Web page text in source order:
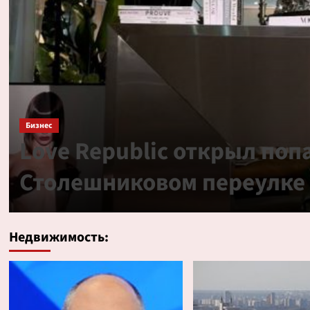
Бизнес
Love Republic открыл
Столешниковом переулке
Недвижимость: